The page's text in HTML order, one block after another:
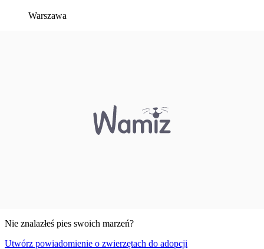
Warszawa
Nie znalazłeś pies swoich marzeń?
Utwórz powiadomienie o zwierzętach do adopcji